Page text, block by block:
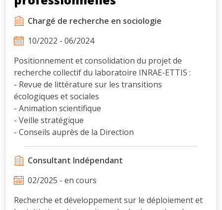
Chargé de recherche en sociologie
10/2022 - 06/2024
Positionnement et consolidation du projet de
recherche collectif du laboratoire INRAE-ETTIS :
- Revue de littérature sur les transitions
écologiques et sociales
- Animation scientifique
- Veille stratégique
- Conseils auprès de la Direction
Consultant Indépendant
02/2025 - en cours
Recherche et développement sur le déploiement et